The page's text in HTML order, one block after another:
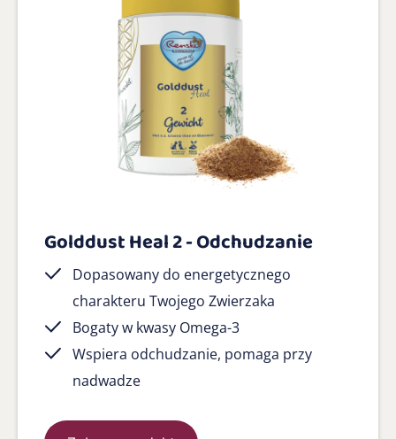
Golddust Heal 2 - Odchudzanie
Dopasowany do energetycznego
charakteru Twojego Zwierzaka
Bogaty w kwasy Omega-3
Wspiera odchudzanie, pomaga przy
nadwadze